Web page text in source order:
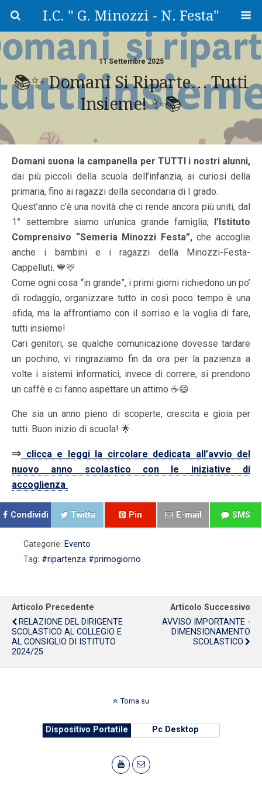
I.C. " G. Minozzi - N. Festa"
11 Settembre 2025
📚✨ Domani Si Riparte… Tutti
Insieme! ✨📚
Domani suona la campanella per TUTTI i nostri alunni,
dai più piccoli della scuola dell’infanzia, ai curiosi della
primaria, fino ai ragazzi della secondaria di I grado.
Quest’anno c’è una novità che ci rende ancora più uniti, dal
1° settembre siamo un’unica grande famiglia, l’Istituto
Comprensivo “Semeria Minozzi Festa”,che accoglie
anche i bambini e i ragazzi della Minozzi-Festa-
Cappelluti. 💙💛
Come ogni cosa “in grande”, i primi giorni richiedono un po’
di rodaggio, organizzare tutto in così poco tempo è una
sfida, ma la affrontiamo con il sorriso e la voglia di fare,
tutti insieme!
Cari genitori, se qualche comunicazione dovesse tardare
un pochino, vi ringraziamo fin da ora per la pazienza a
volte i sistemi informatici, invece di correre, si prendono
un caffè e ci fanno aspettare un attimo ☕😄
Che sia un anno pieno di scoperte, crescita e gioia per
tutti. Buon inizio di scuola! 🌟
⇒ clicca e leggi la circolare dedicata all’avvio del
nuovo anno scolastico con le iniziative di
accoglienza
Condividi Twitta Pin E-mail SMS
Categorie: Evento
Tag: #ripartenza #primogiorno
Articolo Precedente
RELAZIONE DEL DIRIGENTE
SCOLASTICO AL COLLEGIO E
AL CONSIGLIO DI ISTITUTO
2024/25
Articolo Successivo
AVVISO IMPORTANTE -
DIMENSIONAMENTO
SCOLASTICO
Torna su
Dispositivo Portatile Pc Desktop